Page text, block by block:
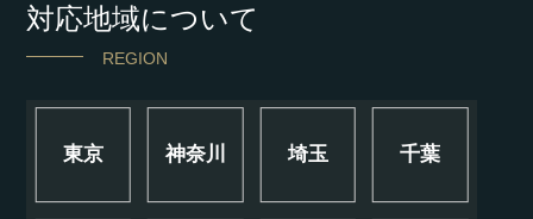
対応地域について
REGION
東京 神奈川 埼玉 千葉